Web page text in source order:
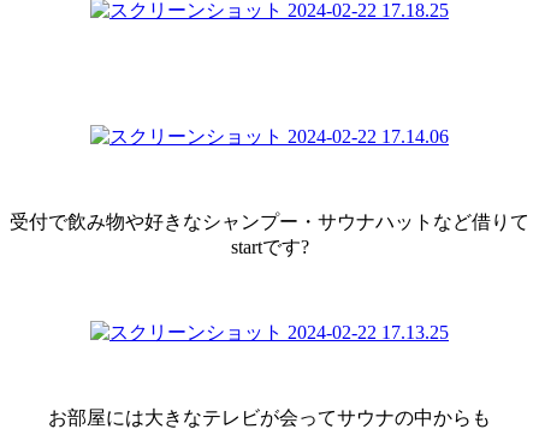
受付で飲み物や好きなシャンプー・サウナハットなど借りて
startです?
お部屋には大きなテレビが会ってサウナの中からも